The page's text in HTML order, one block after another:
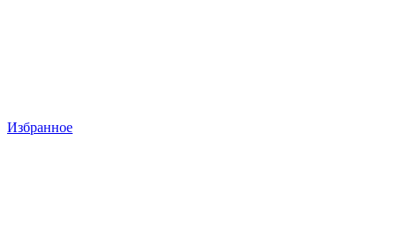
Избранное